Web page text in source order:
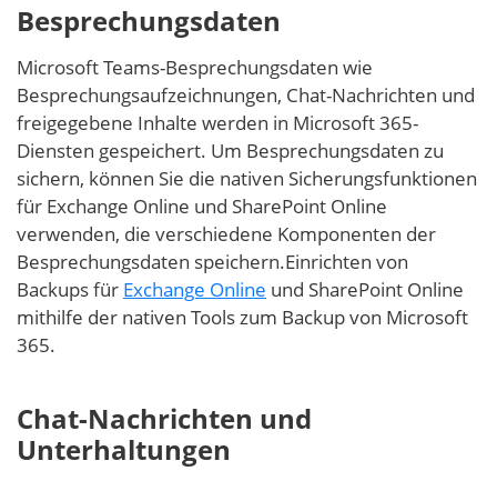
Besprechungsdaten
Microsoft Teams-Besprechungsdaten wie
Besprechungsaufzeichnungen, Chat-Nachrichten und
freigegebene Inhalte werden in Microsoft 365-
Diensten gespeichert. Um Besprechungsdaten zu
sichern, können Sie die nativen Sicherungsfunktionen
für Exchange Online und SharePoint Online
verwenden, die verschiedene Komponenten der
Besprechungsdaten speichern.Einrichten von
Backups für Exchange Online und SharePoint Online
mithilfe der nativen Tools zum Backup von Microsoft
365.
Chat-Nachrichten und
Unterhaltungen